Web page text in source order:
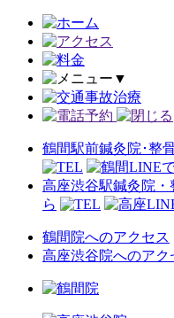
▼
鶴間駅前鍼灸院･整
高座渋谷駅鍼灸院・
ら
鶴間院へのアクセス
高座渋谷院へのアク